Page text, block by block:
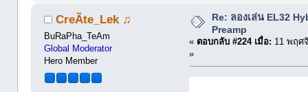
CreÃte_Lek ♫
BuRaPha_TeAm
Global Moderator
Hero Member
Re: ลองเล่น EL32
Preamp
« ตอบกลับ #224 เมื่อ: 11 พฤศ
»